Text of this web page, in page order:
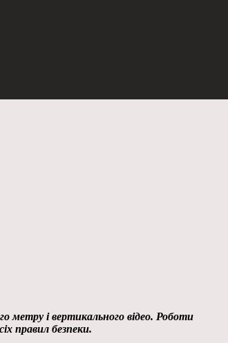
метру і вертикального відео. Роботи
правил безпеки.